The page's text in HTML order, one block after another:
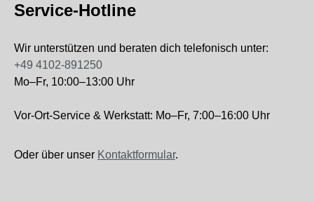
Service-Hotline
Wir unterstützen und beraten dich telefonisch unter:
+49 4102-891250
Mo–Fr, 10:00–13:00 Uhr
Vor-Ort-Service & Werkstatt: Mo–Fr, 7:00–16:00 Uhr
Oder über unser Kontaktformular.